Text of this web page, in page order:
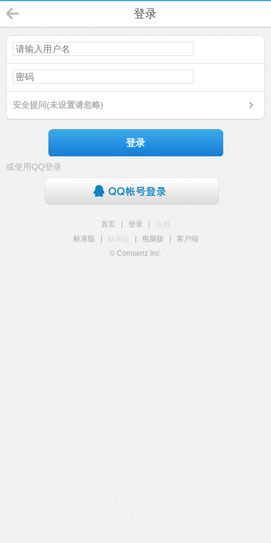
登录
安全提问(未设置请忽略)
登录
或使用QQ登录
首页 登录
注册
标准版
触屏版 电脑版
客户端
© Comsenz Inc.